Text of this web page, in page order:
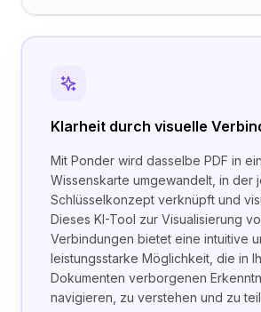
Klarheit durch visuelle
Mit Ponder wird dasselbe PDF in
Wissenskarte umgewandelt, in der
Schlüsselkonzept verknüpft und
Dieses KI-Tool zur Visualisierung
Verbindungen bietet eine intuitive
leistungsstarke Möglichkeit, die in
Dokumenten verborgenen
navigieren, zu verstehen und zu